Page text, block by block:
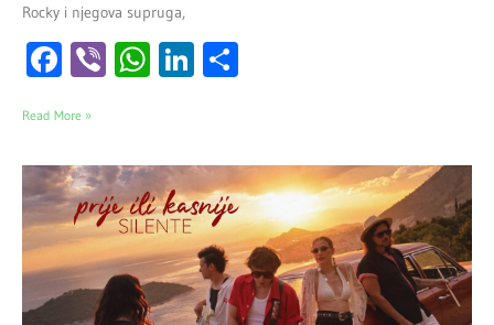
Rocky i njegova supruga,
Facebook
ViberWhatsApp
LinkedIn
Read More »